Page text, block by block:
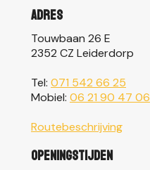
Adres
Touwbaan 26 E
2352 CZ Leiderdorp
Tel: 071 542 66 25
Mobiel: 06 21 90 47 06
Routebeschrijving
Openingstijden